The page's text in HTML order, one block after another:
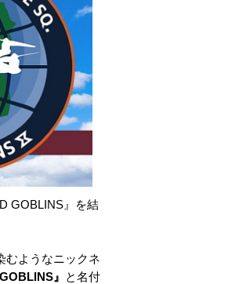
GOBLINS』を結
むようなニックネ
』 と名付